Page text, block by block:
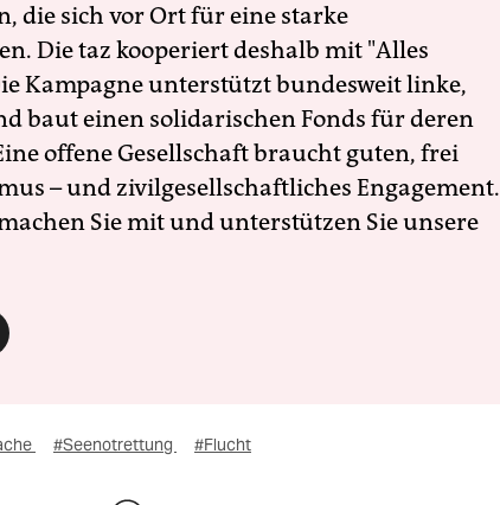
die sich vor Ort für eine starke
Die taz kooperiert deshalb mit "Alles
Kampagne unterstützt bundesweit linke,
baut einen solidarischen Fonds für deren
offene Gesellschaft braucht guten, frei
– und zivilgesellschaftliches Engagement.
Sie mit und unterstützen Sie unsere
#Seenotrettung #Flucht